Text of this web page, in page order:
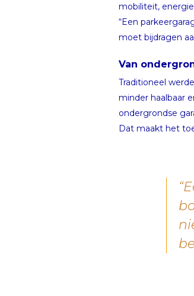
mobiliteit,
“Een
moet bijdragen
Van
Traditioneel
minder haalbaar
ondergrondse
Dat maakt het